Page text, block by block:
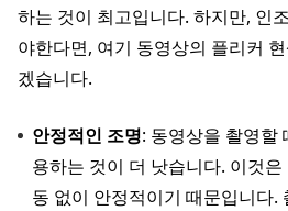
하는 것이 최고입니다. 하지만, 인
야한다면, 여기 동영상의 플리커
겠습니다.
안정적인 조명: 동영상을 촬영할
용하는 것이 더 낫습니다. 이것
동 없이 안정적이기 때문입니다.